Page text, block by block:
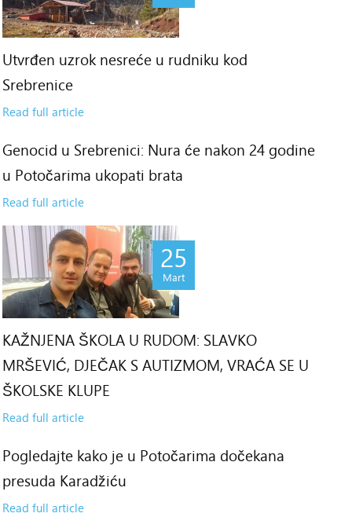
Utvrđen uzrok nesreće u rudniku kod
Srebrenice
Read full article
Genocid u Srebrenici: Nura će nakon 24 godine
u Potočarima ukopati brata
Read full article
25
Mart
KAŽNJENA ŠKOLA U RUDOM: SLAVKO
MRŠEVIĆ, DJEČAK S AUTIZMOM, VRAĆA SE U
ŠKOLSKE KLUPE
Read full article
Pogledajte kako je u Potočarima dočekana
presuda Karadžiću
Read full article